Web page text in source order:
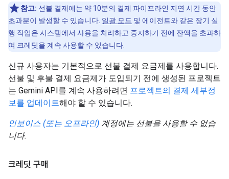
참고: 선불 결제에는 약 10분의 결제 파이프라인 지연 시간 동안
초과분이 발생할 수 있습니다. 일괄 모드 및 에이전트와 같은 장기 실
행 작업은 시스템에서 사용을 처리하고 중지하기 전에 잔액을 초과하
여 크레딧을 계속 사용할 수 있습니다.
신규 사용자는 기본적으로 선불 결제 요금제를 사용합니다.
선불 및 후불 결제 요금제가 도입되기 전에 생성된 프로젝트
는 Gemini API를 계속 사용하려면 프로젝트의 결제 세부정
보를 업데이트해야 할 수 있습니다.
인보이스 (또는 오프라인) 계정에는 선불을 사용할 수 없습
니다.
크레딧 구매